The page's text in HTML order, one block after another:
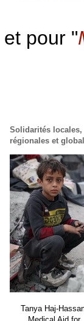
et pour "
Solidarités locales,
régionales et
Tanya Haj-